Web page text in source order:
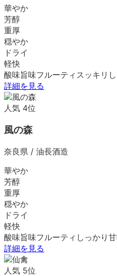
華やか
芳醇
重厚
穏やか
ドライ
軽快
酸味旨味フルーティ スッキリ
詳細を見る
人気 4位
風の森
奈良県 / 油長酒造
華やか
芳醇
重厚
穏やか
ドライ
軽快
酸味旨味フルーティ しっかり
詳細を見る
人気 5位